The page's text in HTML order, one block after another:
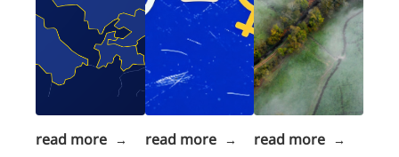
read more → read more → read more →